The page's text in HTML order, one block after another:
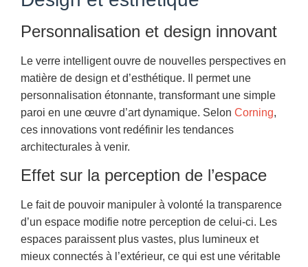
Personnalisation et design innovant
Le verre intelligent ouvre de nouvelles perspectives en
matière de design et d’esthétique. Il permet une
personnalisation étonnante, transformant une simple
paroi en une œuvre d’art dynamique. Selon Corning,
ces innovations vont redéfinir les tendances
architecturales à venir.
Effet sur la perception de l’espace
Le fait de pouvoir manipuler à volonté la transparence
d’un espace modifie notre perception de celui-ci. Les
espaces paraissent plus vastes, plus lumineux et
mieux connectés à l’extérieur, ce qui est une véritable